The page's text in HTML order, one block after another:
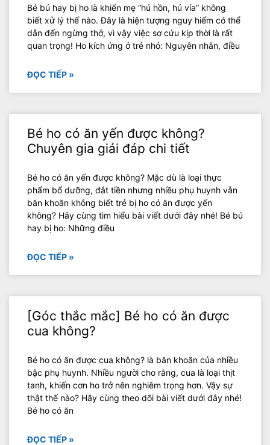
Bé bú hay bị ho là khiến mẹ “hú hồn, hú vía” không
biết xử lý thế nào. Đây là hiện tượng nguy hiểm có thể
dẫn đến ngừng thở, vì vậy việc sơ cứu kịp thời là rất
quan trọng! Ho kích ứng ở trẻ nhỏ: Nguyên nhân, điều
ĐỌC TIẾP »
Bé ho có ăn yến được không?
Chuyên gia giải đáp chi tiết
Bé ho có ăn yến được không? Mặc dù là loại thực
phẩm bổ dưỡng, đắt tiền nhưng nhiều phụ huynh vẫn
băn khoăn không biết trẻ bị ho có ăn được yến
không? Hãy cùng tìm hiểu bài viết dưới đây nhé! Bé bú
hay bị ho: Những điều
ĐỌC TIẾP »
[Góc thắc mắc] Bé ho có ăn được
cua không?
Bé ho có ăn được cua không? là băn khoăn của nhiều
bậc phụ huynh. Nhiều người cho rằng, cua là loại thịt
tanh, khiến cơn ho trở nên nghiêm trọng hơn. Vậy sự
thật thế nào? Hãy cùng theo dõi bài viết dưới đây nhé!
Bé ho có ăn
ĐỌC TIẾP »